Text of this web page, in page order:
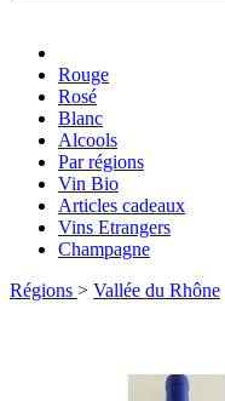
Rouge
Rosé
Blanc
Alcools
Par régions
Vin Bio
Articles cadeaux
Vins Etrangers
Champagne
Régions > Vallée du Rhône